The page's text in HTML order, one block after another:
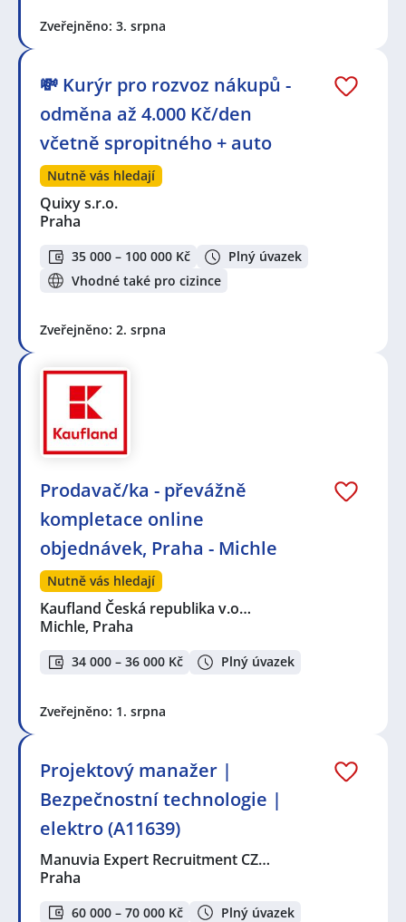
Zveřejněno: 3. srpna
💸 Kurýr pro rozvoz nákupů -
odměna až 4.000 Kč/den
včetně spropitného + auto
Nutně vás hledají
Quixy s.r.o.
Praha
35 000 – 100 000 Kč
Plný úvazek
Vhodné také pro cizince
Zveřejněno: 2. srpna
Prodavač/ka - převážně
kompletace online
objednávek, Praha - Michle
Nutně vás hledají
Kaufland Česká republika v.o…
Michle, Praha
34 000 – 36 000 Kč Plný úvazek
Zveřejněno: 1. srpna
Projektový manažer |
Bezpečnostní technologie |
elektro (A11639)
Manuvia Expert Recruitment CZ…
Praha
60 000 – 70 000 Kč Plný úvazek